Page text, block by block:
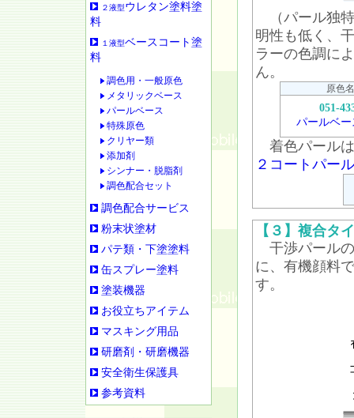
（パール独特
明性も低く、
ラーの色調に
ん。
原色名
051-
パールベー
着色パールは
２コートパー
【３】複合タ
干渉パールの
に、有機顔料
す。
２液型ウレタン塗料塗
料
１液型ベースコート塗
料
調色用・一般原色
メタリックベース
パールベース
特殊原色
クリヤー類
添加剤
シンナー・脱脂剤
調色配合セット
調色配合サービス
粉末状塗材
パテ類・下塗塗料
缶スプレー塗料
塗装機器
お役立ちアイテム
マスキング用品
研磨剤・研磨機器
安全衛生保護具
参考資料